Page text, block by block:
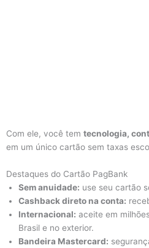
Com ele, você tem tecnologia,
em um único cartão sem taxas
Destaques do Cartão PagBank
Sem anuidade: use seu cartão
Cashback direto na conta:
Internacional: aceite em
Brasil e no exterior.
Bandeira Mastercard: